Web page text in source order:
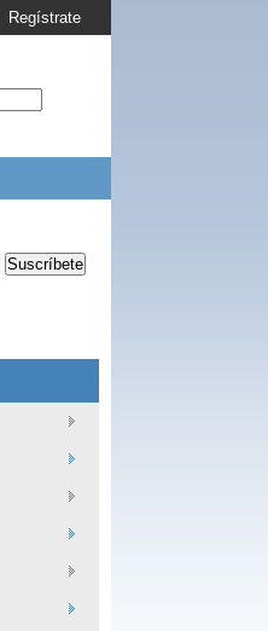
Regístrate